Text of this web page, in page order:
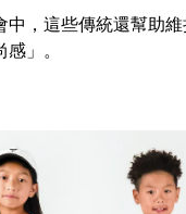
，這些傳統還幫助
」。